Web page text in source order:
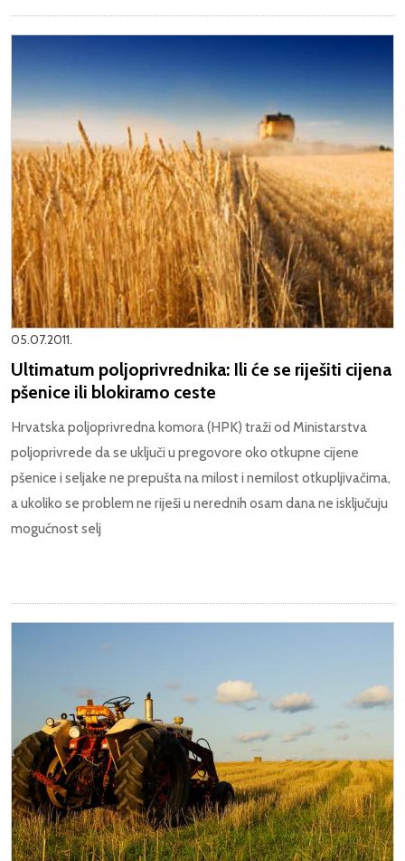
05.07.2011.
Ultimatum poljoprivrednika: Ili će se riješiti cijena
pšenice ili blokiramo ceste
Hrvatska poljoprivredna komora (HPK) traži od Ministarstva
poljoprivrede da se uključi u pregovore oko otkupne cijene
pšenice i seljake ne prepušta na milost i nemilost otkupljivačima,
a ukoliko se problem ne riješi u nerednih osam dana ne isključuju
mogućnost selj